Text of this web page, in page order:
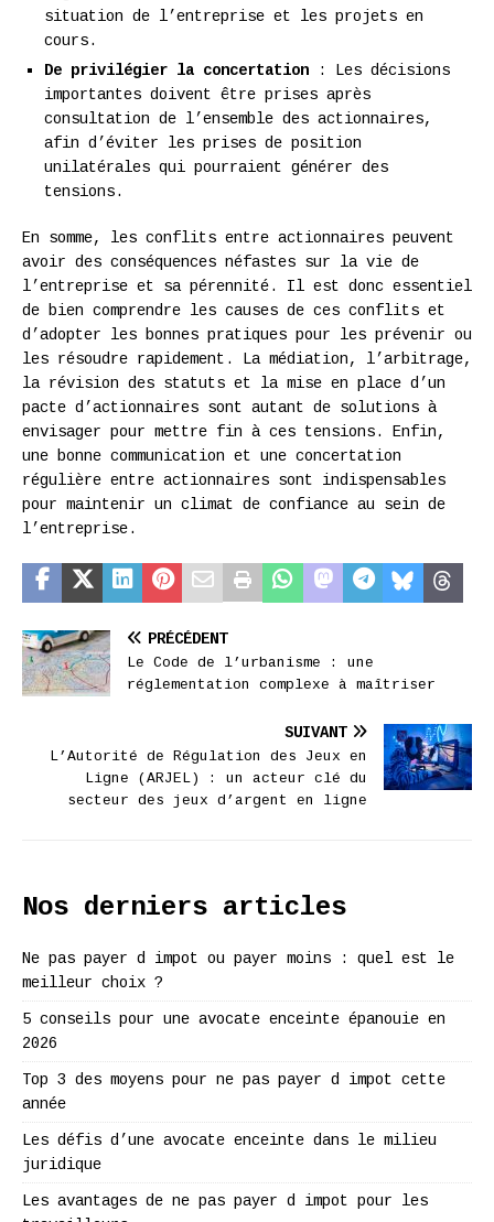
situation de l’entreprise et les projets en
cours.
De privilégier la concertation : Les décisions
importantes doivent être prises après
consultation de l’ensemble des actionnaires,
afin d’éviter les prises de position
unilatérales qui pourraient générer des
tensions.
En somme, les conflits entre actionnaires peuvent
avoir des conséquences néfastes sur la vie de
l’entreprise et sa pérennité. Il est donc essentiel
de bien comprendre les causes de ces conflits et
d’adopter les bonnes pratiques pour les prévenir ou
les résoudre rapidement. La médiation, l’arbitrage,
la révision des statuts et la mise en place d’un
pacte d’actionnaires sont autant de solutions à
envisager pour mettre fin à ces tensions. Enfin,
une bonne communication et une concertation
régulière entre actionnaires sont indispensables
pour maintenir un climat de confiance au sein de
l’entreprise.
PRÉCÉDENT
Le Code de l’urbanisme : une
réglementation complexe à maîtriser
SUIVANT
L’Autorité de Régulation des Jeux en
Ligne (ARJEL) : un acteur clé du
secteur des jeux d’argent en ligne
Nos derniers articles
Ne pas payer d impot ou payer moins : quel est le
meilleur choix ?
5 conseils pour une avocate enceinte épanouie en
2026
Top 3 des moyens pour ne pas payer d impot cette
année
Les défis d’une avocate enceinte dans le milieu
juridique
Les avantages de ne pas payer d impot pour les